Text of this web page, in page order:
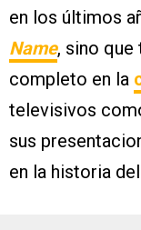
en los últimos
Name, sino que
completo en la
televisivos
sus
en la historia